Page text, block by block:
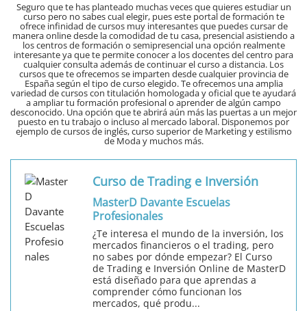
Seguro que te has planteado muchas veces que quieres estudiar un
curso pero no sabes cual elegir, pues este portal de formación te
ofrece infinidad de cursos muy interesantes que puedes cursar de
manera online desde la comodidad de tu casa, presencial asistiendo a
los centros de formación o semipresencial una opción realmente
interesante ya que te permite conocer a los docentes del centro para
cualquier consulta además de continuar el curso a distancia. Los
cursos que te ofrecemos se imparten desde cualquier provincia de
España según el tipo de curso elegido. Te ofrecemos una amplia
variedad de cursos con titulación homologada y oficial que te ayudará
a ampliar tu formación profesional o aprender de algún campo
desconocido. Una opción que te abrirá aún más las puertas a un mejor
puesto en tu trabajo o incluso al mercado laboral. Disponemos por
ejemplo de cursos de inglés, curso superior de Marketing y estilismo
de Moda y muchos más.
Curso de Trading e Inversión
MasterD Davante Escuelas
Profesionales
¿Te interesa el mundo de la inversión, los
mercados financieros o el trading, pero
no sabes por dónde empezar? El Curso
de Trading e Inversión Online de MasterD
está diseñado para que aprendas a
comprender cómo funcionan los
mercados, qué produ...